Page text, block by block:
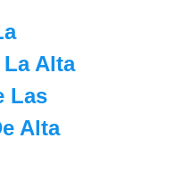
Alta
Las
Alta